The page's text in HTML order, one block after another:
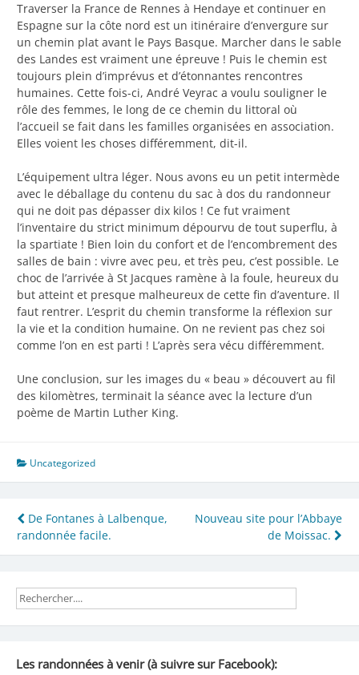
Traverser la France de Rennes à Hendaye et continuer en
Espagne sur la côte nord est un itinéraire d’envergure sur
un chemin plat avant le Pays Basque. Marcher dans le sable
des Landes est vraiment une épreuve ! Puis le chemin est
toujours plein d’imprévus et d’étonnantes rencontres
humaines. Cette fois-ci, André Veyrac a voulu souligner le
rôle des femmes, le long de ce chemin du littoral où
l’accueil se fait dans les familles organisées en association.
Elles voient les choses différemment, dit-il.
L’équipement ultra léger. Nous avons eu un petit intermède
avec le déballage du contenu du sac à dos du randonneur
qui ne doit pas dépasser dix kilos ! Ce fut vraiment
l’inventaire du strict minimum dépourvu de tout superflu, à
la spartiate ! Bien loin du confort et de l’encombrement des
salles de bain : vivre avec peu, et très peu, c’est possible. Le
choc de l’arrivée à St Jacques ramène à la foule, heureux du
but atteint et presque malheureux de cette fin d’aventure. Il
faut rentrer. L’esprit du chemin transforme la réflexion sur
la vie et la condition humaine. On ne revient pas chez soi
comme l’on en est parti ! L’après sera vécu différemment.
Une conclusion, sur les images du « beau » découvert au fil
des kilomètres, terminait la séance avec la lecture d’un
poème de Martin Luther King.
Uncategorized
Navigation
de
De Fontanes à Lalbenque,
randonnée facile.
Nouveau site pour l’Abbaye
de Moissac.
Les randonnées à venir (à suivre sur Facebook):